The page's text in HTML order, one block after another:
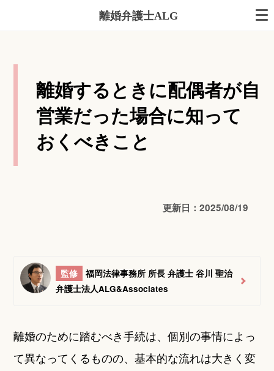
離婚弁護士ALG
離婚するときに配偶者が自
営業だった場合に知って
おくべきこと
更新日：2025/08/19
監修
福岡法律事務所 所長 弁護士 谷川 聖治
弁護士法人ALG&Associates
離婚のために踏むべき手続は、個別の事情によっ
て異なってくるものの、基本的な流れは大きく変